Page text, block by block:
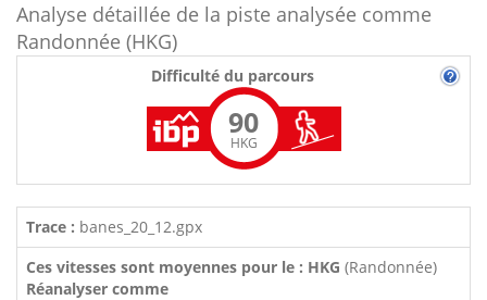
Analyse détaillée de la piste analysée comme
Randonnée (HKG)
Difficulté du parcours
90
HKG
Trace : banes_20_12.gpx
Ces vitesses sont moyennes pour le : HKG (Randonnée)
Réanalyser comme